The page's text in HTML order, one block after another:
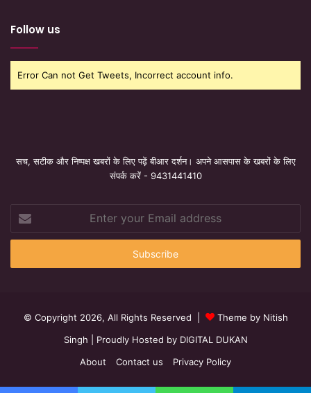
Follow us
Error Can not Get Tweets, Incorrect account info.
सच, सटीक और निष्पक्ष खबरों के लिए पढ़ें बीआर दर्शन। अपने आसपास के खबरों के लिए
संपर्क करें - 9431441410
your
Email
© Copyright 2026, All Rights Reserved |
Theme by Nitish
Singh | Proudly Hosted by DIGITAL DUKAN
About
Contact us Privacy Policy